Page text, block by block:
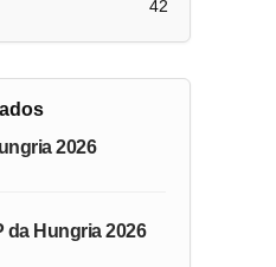
42
2026
da Hungria 2026